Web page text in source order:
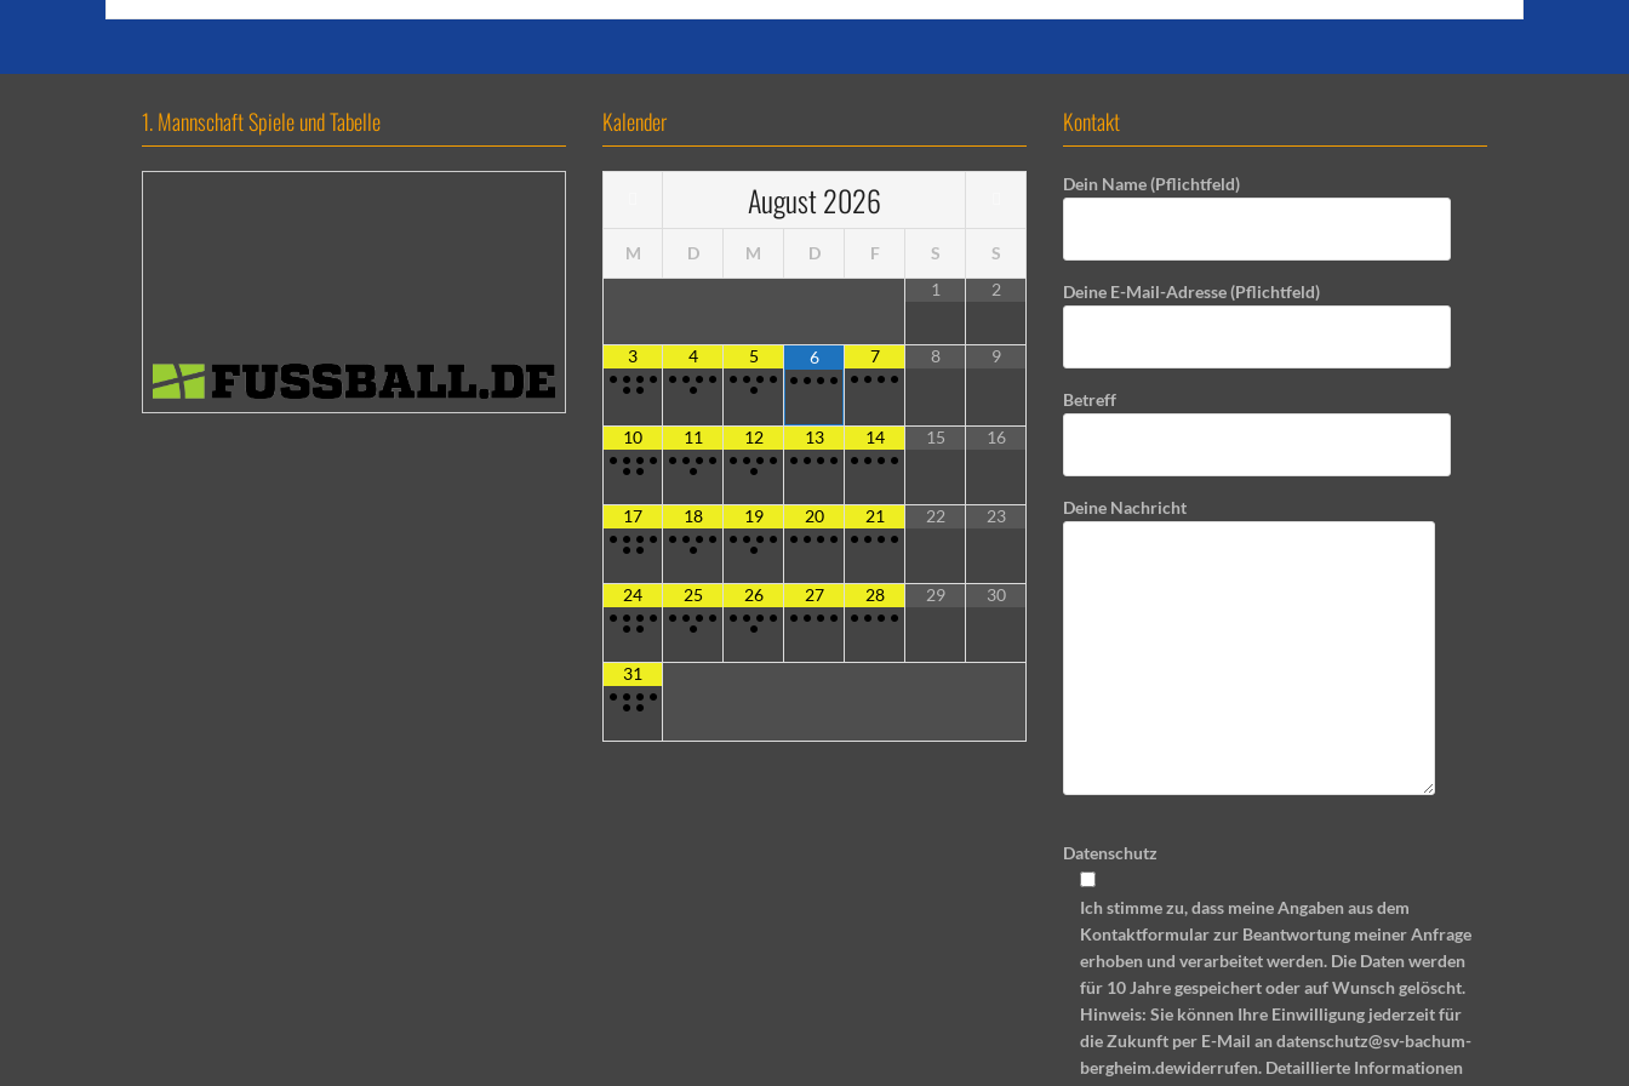
1. Mannschaft Spiele und Tabelle Kalender
August2026
M D M D F S
S
1
2
3
• • • •
• •
4
• • • •
•
5
• • • •
•
6
• • • •
7
• • • •
8 9
10
• • • •
• •
11
• • • •
•
12
• • • •
•
13
• • • •
14
• • • •
15 16
17
• • • •
• •
18
• • • •
•
19
• • • •
•
20
• • • •
21
• • • •
22 23
24
• • • •
• •
25
• • • •
•
26
• • • •
•
27
• • • •
28
• • • •
29 30
31
• • • •
• •
Kontakt
Dein Name (Pflichtfeld)
Deine E-Mail-Adresse (Pflichtfeld)
Betreff
Deine Nachricht
Datenschutz
Ich stimme zu, dass meine Angaben aus dem
Kontaktformular zur Beantwortung meiner Anfrage
erhoben und verarbeitet werden. Die Daten werden
für 10 Jahre gespeichert oder auf Wunsch gelöscht.
Hinweis: Sie können Ihre Einwilligung jederzeit für
die Zukunft per E-Mail an datenschutz@sv-bachum-
bergheim.dewiderrufen. Detaillierte Informationen